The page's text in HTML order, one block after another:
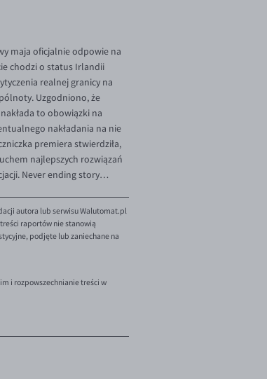
maja oficjalnie odpowie na
chodzi o status Irlandii
realnej granicy na
Uzgodniono, że
to obowiązki na
nakładania na nie
premiera stwierdziła,
najlepszych rozwiązań
Never ending story…
autora lub serwisu Walutomat.pl
raportów nie stanowią
podjęte lub zaniechane na
i rozpowszechnianie treści w